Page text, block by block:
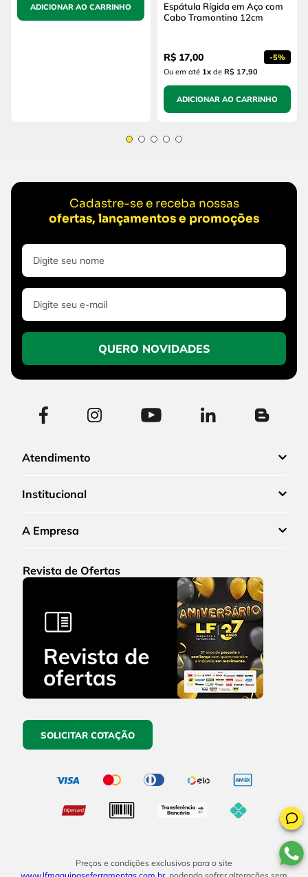
ADICIONAR AO CARRINHO
Espátula Rígida em Aço com
Cabo Tramontina 12cm
R$ 17,00 -5%
Ou em até 1x de R$ 17,90
ADICIONAR AO CARRINHO
Cadastre-se e receba nossas
ofertas, lançamentos e promoções
QUERO NOVIDADES
Atendimento
Institucional
A Empresa
Revista de Ofertas
SOLICITAR COTAÇÃO
Preços e condições exclusivos para o site